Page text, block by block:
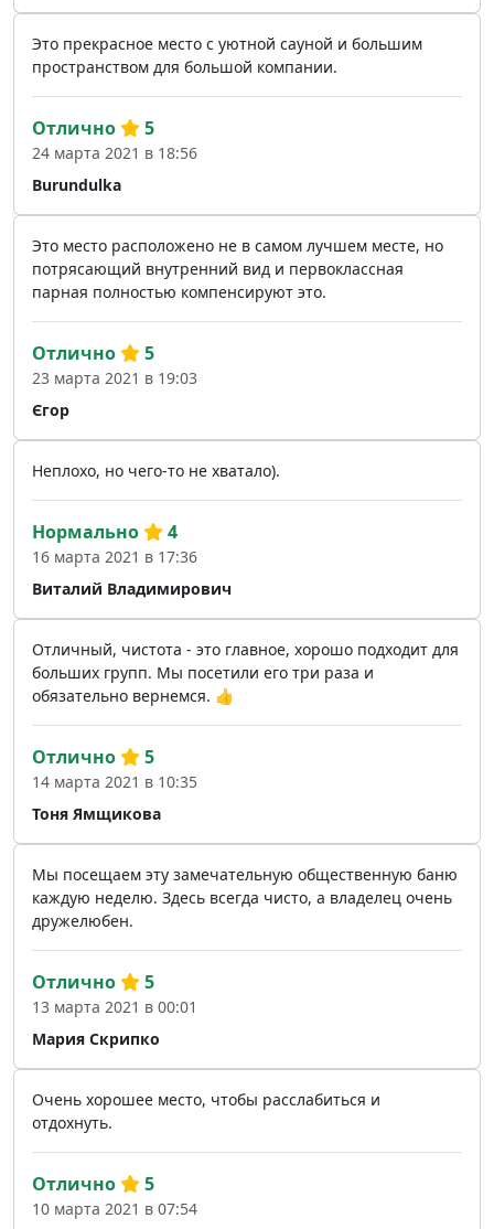
Это прекрасное место с уютной сауной и большим
пространством для большой компании.
Burundulka
Отлично 5
24 марта 2021 в 18:56
Это место расположено не в самом лучшем месте, но
потрясающий внутренний вид и первоклассная
парная полностью компенсируют это.
Єгор
Отлично 5
23 марта 2021 в 19:03
Неплохо, но чего-то не хватало).
Виталий Владимирович
Нормально 4
16 марта 2021 в 17:36
Отличный, чистота - это главное, хорошо подходит для
больших групп. Мы посетили его три раза и
обязательно вернемся. 👍
Тоня Ямщикова
Отлично 5
14 марта 2021 в 10:35
Мы посещаем эту замечательную общественную баню
каждую неделю. Здесь всегда чисто, а владелец очень
дружелюбен.
Мария Скрипко
Отлично 5
13 марта 2021 в 00:01
Очень хорошее место, чтобы расслабиться и
отдохнуть.
Отлично 5
10 марта 2021 в 07:54